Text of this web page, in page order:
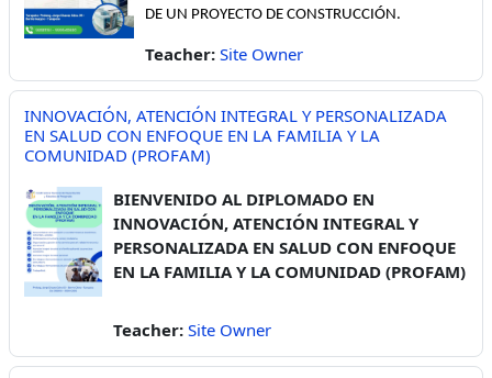
DE UN PROYECTO DE CONSTRUCCIÓN.
Teacher: Site Owner
INNOVACIÓN, ATENCIÓN INTEGRAL Y PERSONALIZADA
EN SALUD CON ENFOQUE EN LA FAMILIA Y LA
COMUNIDAD (PROFAM)
BIENVENIDO AL DIPLOMADO EN
INNOVACIÓN, ATENCIÓN INTEGRAL Y
PERSONALIZADA EN SALUD CON ENFOQUE
EN LA FAMILIA Y LA COMUNIDAD (PROFAM)
Teacher: Site Owner